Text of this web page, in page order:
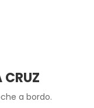
a bordo.